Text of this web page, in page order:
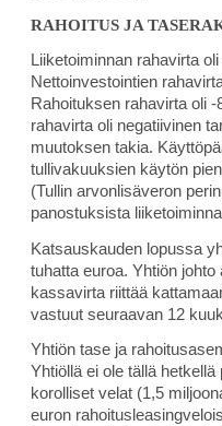
RAHOITUS JA
Liiketoiminnan rahavirta
Nettoinvestointien
Rahoituksen rahavirta oli -
rahavirta oli negatiivinen
muutoksen takia.
tullivakuuksien käytön
(Tullin arvonlisäveron
panostuksista
Katsauskauden lopussa
tuhatta euroa. Yhtiön
kassavirta riittää
vastuut seuraavan 12
Yhtiön tase ja
Yhtiöllä ei ole tällä
korolliset velat (1,5
euron